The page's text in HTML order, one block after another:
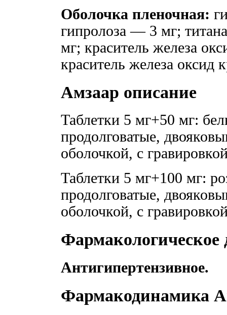
Оболочка пленочная:
гипролоза — 3 мг;
мг; краситель железа
краситель железа
Амзаар описание
Таблетки 5 мг+50 мг:
продолговатые,
оболочкой, с
Таблетки 5 мг+100 мг:
продолговатые,
оболочкой, с
Фармакологическое
Антигипертензивное.
Фармакодинамика